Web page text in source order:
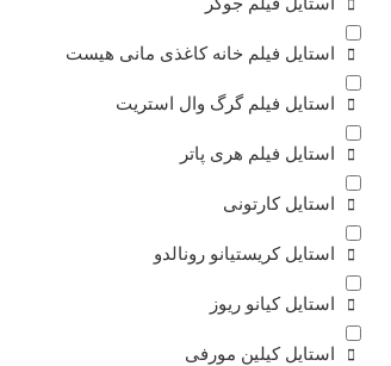
استایل فیلم خانه کاغذی مانی هیست
استایل فیلم گرگ وال استریت
استایل فیلم هری پاتر
استایل کارتونی
استایل کریستیانو رونالدو
استایل کیانو ریوز
استایل کیلین مورفی